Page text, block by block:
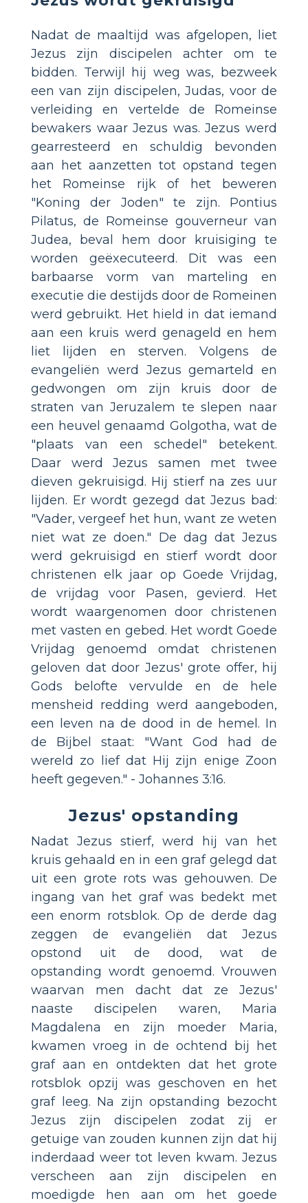
Nadat de maaltijd was afgelopen, liet
Jezus zijn discipelen achter om te
bidden. Terwijl hij weg was, bezweek
een van zijn discipelen, Judas, voor de
verleiding en vertelde de Romeinse
bewakers waar Jezus was. Jezus werd
gearresteerd en schuldig bevonden
aan het aanzetten tot opstand tegen
het Romeinse rijk of het beweren
"Koning der Joden" te zijn. Pontius
Pilatus, de Romeinse gouverneur van
Judea, beval hem door kruisiging te
worden geëxecuteerd. Dit was een
barbaarse vorm van marteling en
executie die destijds door de Romeinen
werd gebruikt. Het hield in dat iemand
aan een kruis werd genageld en hem
liet lijden en sterven. Volgens de
evangeliën werd Jezus gemarteld en
gedwongen om zijn kruis door de
straten van Jeruzalem te slepen naar
een heuvel genaamd Golgotha, wat de
"plaats van een schedel" betekent.
Daar werd Jezus samen met twee
dieven gekruisigd. Hij stierf na zes uur
lijden. Er wordt gezegd dat Jezus bad:
"Vader, vergeef het hun, want ze weten
niet wat ze doen." De dag dat Jezus
werd gekruisigd en stierf wordt door
christenen elk jaar op Goede Vrijdag,
de vrijdag voor Pasen, gevierd. Het
wordt waargenomen door christenen
met vasten en gebed. Het wordt Goede
Vrijdag genoemd omdat christenen
geloven dat door Jezus' grote offer, hij
Gods belofte vervulde en de hele
mensheid redding werd aangeboden,
een leven na de dood in de hemel. In
de Bijbel staat: "Want God had de
wereld zo lief dat Hij zijn enige Zoon
heeft gegeven." - Johannes 3:16.
Jezus' opstanding
Nadat Jezus stierf, werd hij van het
kruis gehaald en in een graf gelegd dat
uit een grote rots was gehouwen. De
ingang van het graf was bedekt met
een enorm rotsblok. Op de derde dag
zeggen de evangeliën dat Jezus
opstond uit de dood, wat de
opstanding wordt genoemd. Vrouwen
waarvan men dacht dat ze Jezus'
naaste discipelen waren, Maria
Magdalena en zijn moeder Maria,
kwamen vroeg in de ochtend bij het
graf aan en ontdekten dat het grote
rotsblok opzij was geschoven en het
graf leeg. Na zijn opstanding bezocht
Jezus zijn discipelen zodat zij er
getuige van zouden kunnen zijn dat hij
inderdaad weer tot leven kwam. Jezus
verscheen aan zijn discipelen en
moedigde hen aan om het goede